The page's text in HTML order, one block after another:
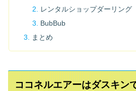
レンタルショップダーリング
BubBub
まとめ
ココネルエアーはダスキン